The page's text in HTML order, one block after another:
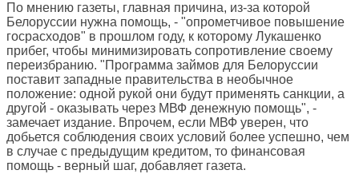
По мнению газеты, главная причина, из-за которой
Белоруссии нужна помощь, - "опрометчивое повышение
госрасходов" в прошлом году, к которому Лукашенко
прибег, чтобы минимизировать сопротивление своему
переизбранию. "Программа займов для Белоруссии
поставит западные правительства в необычное
положение: одной рукой они будут применять санкции, а
другой - оказывать через МВФ денежную помощь", -
замечает издание. Впрочем, если МВФ уверен, что
добьется соблюдения своих условий более успешно, чем
в случае с предыдущим кредитом, то финансовая
помощь - верный шаг, добавляет газета.